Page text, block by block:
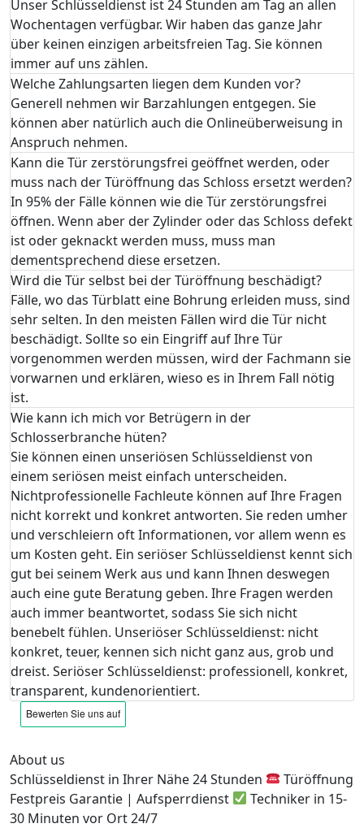
Unser Schlüsseldienst ist 24 Stunden am Tag an allen
Wochentagen verfügbar. Wir haben das ganze Jahr
über keinen einzigen arbeitsfreien Tag. Sie können
immer auf uns zählen.
Welche Zahlungsarten liegen dem Kunden vor?
Generell nehmen wir Barzahlungen entgegen. Sie
können aber natürlich auch die Onlineüberweisung in
Anspruch nehmen.
Kann die Tür zerstörungsfrei geöffnet werden, oder
muss nach der Türöffnung das Schloss ersetzt werden?
In 95% der Fälle können wie die Tür zerstörungsfrei
öffnen. Wenn aber der Zylinder oder das Schloss defekt
ist oder geknackt werden muss, muss man
dementsprechend diese ersetzen.
Wird die Tür selbst bei der Türöffnung beschädigt?
Fälle, wo das Türblatt eine Bohrung erleiden muss, sind
sehr selten. In den meisten Fällen wird die Tür nicht
beschädigt. Sollte so ein Eingriff auf Ihre Tür
vorgenommen werden müssen, wird der Fachmann sie
vorwarnen und erklären, wieso es in Ihrem Fall nötig
ist.
Wie kann ich mich vor Betrügern in der
Schlosserbranche hüten?
Sie können einen unseriösen Schlüsseldienst von
einem seriösen meist einfach unterscheiden.
Nichtprofessionelle Fachleute können auf Ihre Fragen
nicht korrekt und konkret antworten. Sie reden umher
und verschleiern oft Informationen, vor allem wenn es
um Kosten geht. Ein seriöser Schlüsseldienst kennt sich
gut bei seinem Werk aus und kann Ihnen deswegen
auch eine gute Beratung geben. Ihre Fragen werden
auch immer beantwortet, sodass Sie sich nicht
benebelt fühlen. Unseriöser Schlüsseldienst: nicht
konkret, teuer, kennen sich nicht ganz aus, grob und
dreist. Seriöser Schlüsseldienst: professionell, konkret,
transparent, kundenorientiert.
About us
Schlüsseldienst in Ihrer Nähe 24 Stunden
Türöffnung
Festpreis Garantie | Aufsperrdienst
Techniker in 15-
30 Minuten vor Ort 24/7